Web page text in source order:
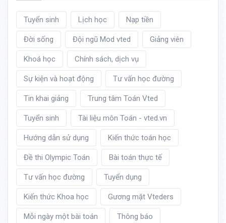
Tuyển sinh Lịch học Nạp tiền
Đời sống Đội ngũ Mod vted Giảng viên
Khoá học Chính sách, dịch vụ
Sự kiện và hoạt động Tư vấn học đường
Tin khai giảng Trung tâm Toán Vted
Tuyển sinh Tài liệu môn Toán - vted.vn
Hướng dẫn sử dụng Kiến thức toán học
Đề thi Olympic Toán Bài toán thực tế
Tư vấn học đường Tuyển dụng
Kiến thức Khoa học Gương mặt Vteders
Mỗi ngày một bài toán Thông báo